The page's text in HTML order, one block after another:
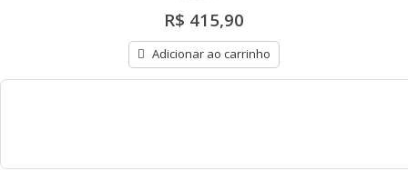
0
out
5
R$ 415,90
Adicionar ao carrinho